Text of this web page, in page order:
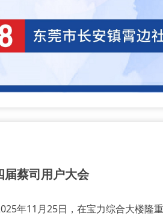
蔡司用户大会
年11月25日，在宝力综合大楼